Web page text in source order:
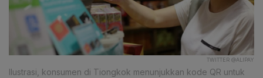
TWITTER @ALIPAY
Ilustrasi, konsumen di Tiongkok menunjukkan kode QR untuk